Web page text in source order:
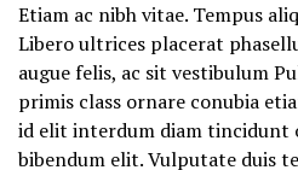
Etiam ac nibh vitae. Tempus
Libero ultrices placerat
augue felis, ac sit vestibulum
primis class ornare conubia
id elit interdum diam tincidunt
bibendum elit. Vulputate duis